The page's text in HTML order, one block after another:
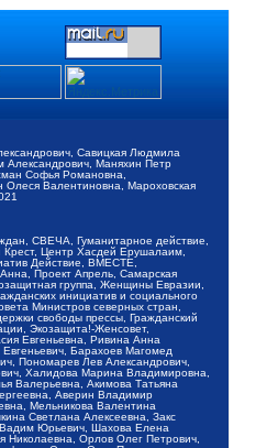
Савицкая Людмила
Александрович, Маняхин Петр
Софья Романовна,
Олеся Валентиновна, Мароховская
СВЕЧА, Гуманитарное действие,
Крест, Центр Хасдей Ерушалаим,
Действие, ВМЕСТЕ,
Проект Апрель, Самарская
группа, Женщины Евразии,
инициатив и социального
Министров северных стран,
свободы прессы, Гражданский
Экозащита!-Женсовет,
Евгеньевна, Ривина Анна
Барахоев Магомед
Пономарев Лев Александрович,
Халидова Марина Владимировна,
Валерьевна, Акимова Татьяна
Аверин Владимир
Мельникова Валентина
Светлана Алексеевна, Закс
Юрьевич, Шахова Елена
Николаевна, Орлов Олег Петрович,